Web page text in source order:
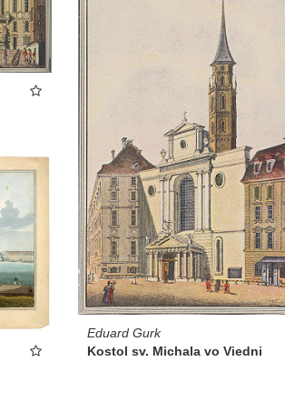
Eduard Gurk
Kostol sv. Michala vo Viedni